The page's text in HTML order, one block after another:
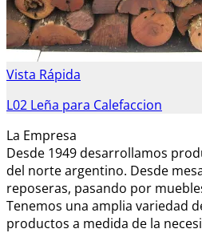
Vista Rápida
L02 Leña para Calefaccion
La Empresa
Desde 1949 desarrollamos
del norte argentino. Desde
reposeras, pasando por
Tenemos una amplia variedad
productos a medida de la